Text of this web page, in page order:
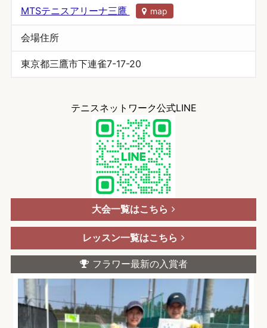
MTSテニスアリーナ三鷹 map
会場住所
東京都三鷹市下連雀7-17-20
テニスネットワーク公式LINE
大会一覧はこちら
レッスン一覧はこちら
フラワー最新の入賞者